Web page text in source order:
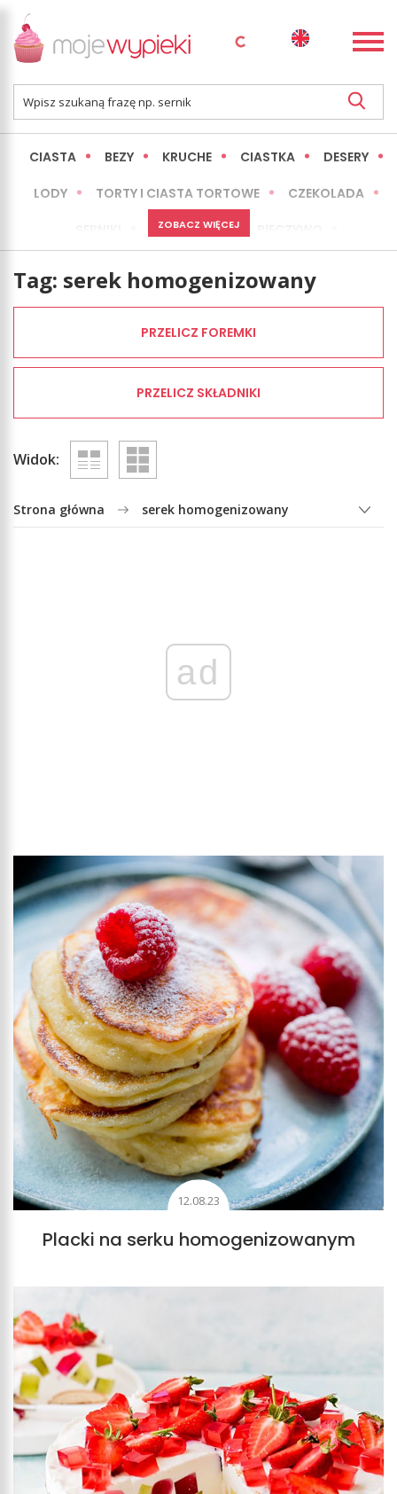
CIASTA BEZY KRUCHE CIASTKA DESERY
LODY TORTY I CIASTA TORTOWE CZEKOLADA
MINI WYPIEKI
ZOBACZ WIĘCEJ
Tag: serek homogenizowany
PRZELICZ FOREMKI
PRZELICZ SKŁADNIKI
Widok:
Strona główna serek homogenizowany
ad
12.08.23
Placki na serku homogenizowanym